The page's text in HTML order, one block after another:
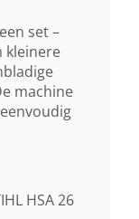
set –
kleinere
machine
HSA 26